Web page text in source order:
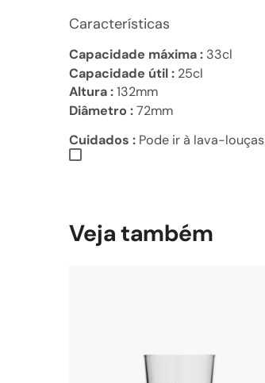
Características
Capacidade máxima : 33cl
Capacidade útil : 25cl
Altura :132mm
Diâmetro :72mm
Cuidados : Pode ir à lava-louças
Veja também